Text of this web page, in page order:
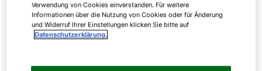
Verwendung von Cookies einverstanden. Für weitere
Informationen über die Nutzung von Cookies oder für Änderung
und Widerruf Ihrer Einstellungen klicken Sie bitte auf
Datenschutzerklärung.